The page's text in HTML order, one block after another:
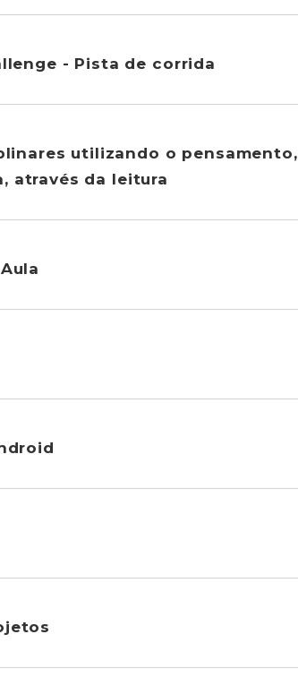
- Pista de corrida
utilizando o pensamento,
através da leitura